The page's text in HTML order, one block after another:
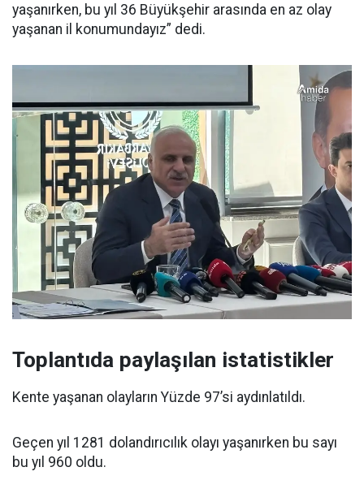
yaşanırken, bu yıl 36 Büyükşehir arasında en az olay
yaşanan il konumundayız” dedi.
Toplantıda paylaşılan istatistikler
Kente yaşanan olayların Yüzde 97’si aydınlatıldı.
Geçen yıl 1281 dolandırıcılık olayı yaşanırken bu sayı
bu yıl 960 oldu.